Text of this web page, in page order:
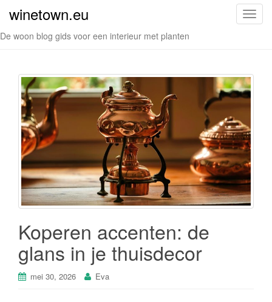
S
k
e
l
a
v
i
g
a
t
i
winetown.eu
De woon blog gids voor een interieur met planten
Koperen accenten: de
glans in je thuisdecor
mei 30, 2026 Eva